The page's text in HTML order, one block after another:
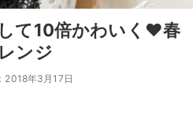
て10倍かわいく❤春
ンジ
2018年3月17日